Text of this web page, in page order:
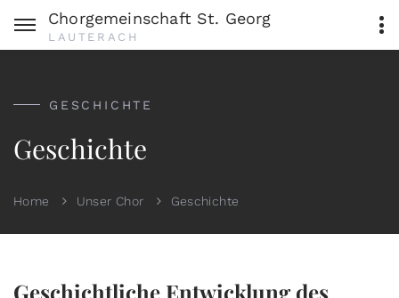
Chorgemeinschaft St. Georg
LAUTERACH
GESCHICHTE
Geschichte
Home Unser Chor Geschichte
Geschichtliche Entwicklung des